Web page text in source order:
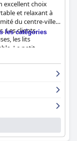
excellent choix
et relaxant à
du centre-ville
Les clients
les lits
Le petit
spa et la piscine
aux familles,
club pour enfants
n'est pas à la
il n'en demeure
Dans
est un hôtel
de qualité à
les catégories